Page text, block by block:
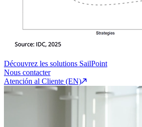
Découvrez les solutions SailPoint
Nous contacter
Atención al Cliente (EN)